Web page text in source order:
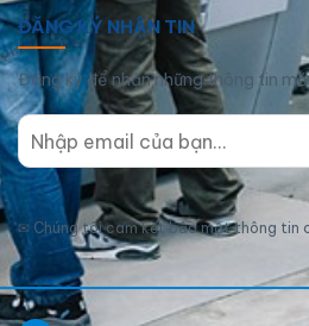
ĐĂNG KÝ NHẬN TIN
Đăng ký để nhận những thông tin
✉ Chúng tôi cam kết bảo mật thông tin